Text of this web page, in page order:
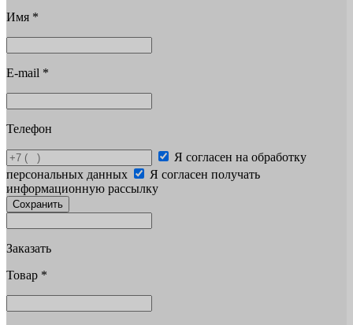
Имя *
E-mail *
Телефон
Я согласен на обработку
персональных данных
Я согласен получать
информационную рассылку
Сохранить
Заказать
Товар *